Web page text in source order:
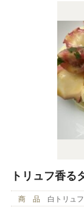
トリュフ香る
商 品
白トリュ